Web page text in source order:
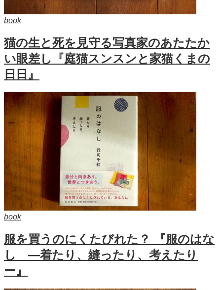
book
猫の生と死を見守る写真家のあたたか
い眼差し『庭猫スンスンと家猫くまの
日日』
book
服を買うのにくたびれた？ 『服のはな
し ―着たり、縫ったり、考えたり
ー』